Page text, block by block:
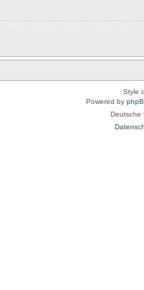
Style
Powered by
Deutsche